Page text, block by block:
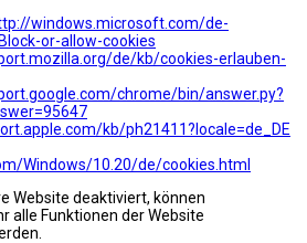
windows.microsoft.com/de-
or-allow-cookies
de/kb/cookies-erlauben-
chrome/bin/answer.py?
kb/ph21411?locale=de_DE
Windows/10.20/de/cookies.html
Website deaktiviert, können
alle Funktionen der Website